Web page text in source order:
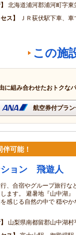
北海道浦河郡浦河町字
ス
ＪＲ荻伏駅下車、
この施
に組み合わせたおトクな
航空券付プラ
可能！
ョン 飛遊人
、合宿やグループ旅行な
ます。 避暑地『山中湖
感じる自然の中で 穏や
山梨県南都留郡山中湖